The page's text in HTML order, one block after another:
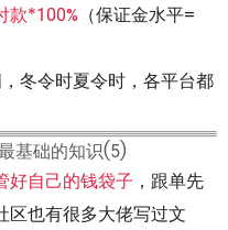
款*100% （保证金水平=
冬令时夏令时，各平台都
好自己的钱袋子 ，跟单先
区也有很多大佬写过文